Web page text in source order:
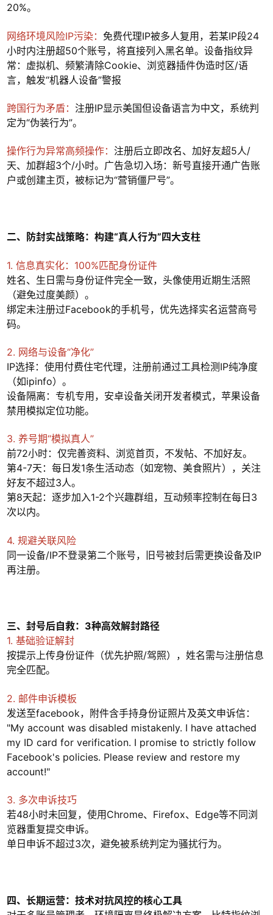
20%。
网络环境风险IP污染： 免费代理IP被多人复用，若某IP段24
小时内注册超50个账号，将直接列入黑名单。设备指纹异
常：虚拟机、频繁清除Cookie、浏览器插件伪造时区/语
言，触发“机器人设备”警报
跨国行为矛盾： 注册IP显示美国但设备语言为中文，系统判
定为“伪装行为”。
操作行为异常高频操作： 注册后立即改名、加好友超5人/
天、加群超3个/小时。广告急切入场：新号直接开通广告账
户或创建主页，被标记为“营销僵尸号”。
二、防封实战策略：构建“真人行为”四大支柱
1. 信息真实化：100%匹配身份证件
姓名、生日需与身份证件完全一致，头像使用近期生活照
（避免过度美颜）。
绑定未注册过Facebook的手机号，优先选择实名运营商号
码。
2. 网络与设备“净化”
IP选择：使用付费住宅代理，注册前通过工具检测IP纯净度
（如ipinfo）。
设备隔离：专机专用，安卓设备关闭开发者模式，苹果设备
禁用模拟定位功能。
3. 养号期“模拟真人”
前72小时：仅完善资料、浏览首页，不发帖、不加好友。
第4-7天：每日发1条生活动态（如宠物、美食照片），关注
好友不超过3人。
第8天起：逐步加入1-2个兴趣群组，互动频率控制在每日3
次以内。
4. 规避关联风险
同一设备/IP不登录第二个账号，旧号被封后需更换设备及IP
再注册。
三、封号后自救：3种高效解封路径
1. 基础验证解封
按提示上传身份证件（优先护照/驾照），姓名需与注册信息
完全匹配。
2. 邮件申诉模板
发送至facebook，附件含手持身份证照片及英文申诉信：
"My account was disabled mistakenly. I have attached
my ID card for verification. I promise to strictly follow
Facebook's policies. Please review and restore my
account!"
3. 多次申诉技巧
若48小时未回复，使用Chrome、Firefox、Edge等不同浏
览器重复提交申诉。
单日申诉不超过3次，避免被系统判定为骚扰行为。
四、长期运营：技术对抗风控的核心工具